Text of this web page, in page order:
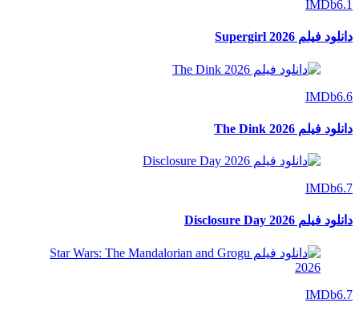
IMDb6.1
دانلود فیلم Supergirl 2026
IMDb6.6
دانلود فیلم The Dink 2026
IMDb6.7
دانلود فیلم Disclosure Day 2026
IMDb6.7